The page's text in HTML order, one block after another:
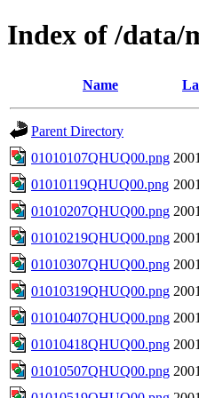
Index of /data/
Name
Parent Directory
01010107QHUQ00.png
01010119QHUQ00.png
01010207QHUQ00.png
01010219QHUQ00.png
01010307QHUQ00.png
01010319QHUQ00.png
01010407QHUQ00.png
01010418QHUQ00.png
01010507QHUQ00.png